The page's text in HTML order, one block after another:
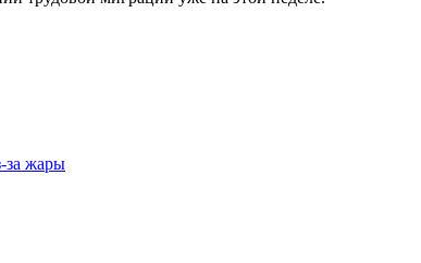
за жары